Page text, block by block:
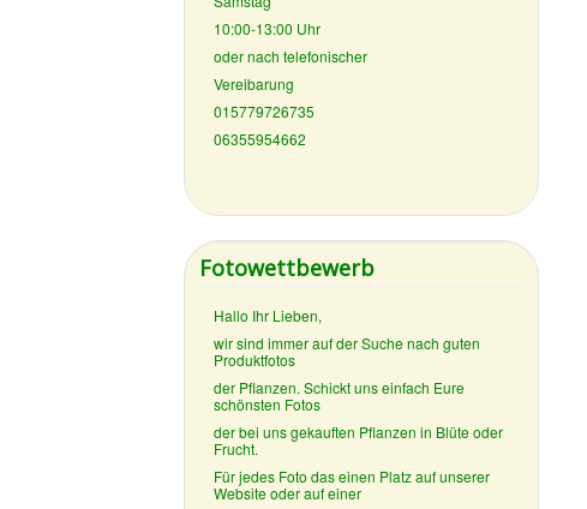
10:00-13:00 Uhr
oder nach telefonischer
Vereibarung
015779726735
06355954662
Fotowettbewerb
Hallo Ihr Lieben,
wir sind immer auf der Suche nach guten
Produktfotos
der Pflanzen. Schickt uns einfach Eure
schönsten Fotos
der bei uns gekauften Pflanzen in Blüte oder
Frucht.
Für jedes Foto das einen Platz auf unserer
Website oder auf einer